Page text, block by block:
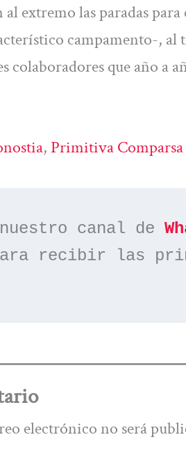
extremo las paradas
campamento-,
colaboradores que año a
, Primitiva Comparsa
nuestro canal de
recibir las
electrónico no será